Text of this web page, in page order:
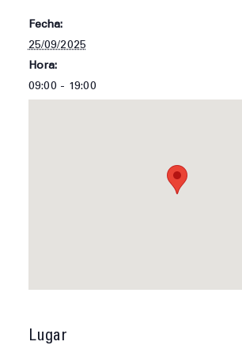
Fecha:
25/09/2025
Hora:
09:00 - 19:00
Lugar